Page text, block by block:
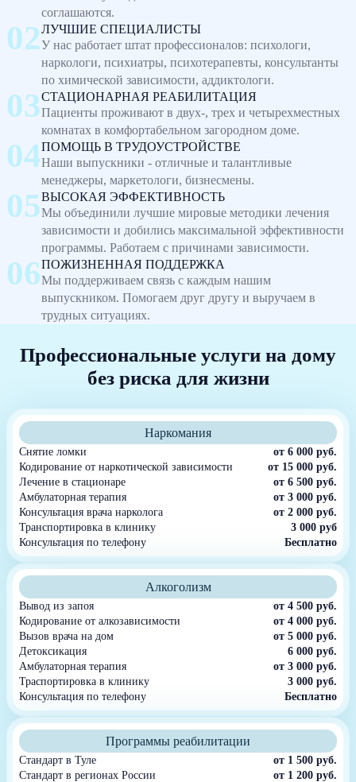
соглашаются.
ЛУЧШИЕ СПЕЦИАЛИСТЫ
У нас работает штат профессионалов: психологи,
наркологи, психиатры, психотерапевты, консультанты
по химической зависимости, аддиктологи.
СТАЦИОНАРНАЯ РЕАБИЛИТАЦИЯ
Пациенты проживают в двух-, трех и четырехместных
комнатах в комфортабельном загородном доме.
ПОМОЩЬ В ТРУДОУСТРОЙСТВЕ
Наши выпускники - отличные и талантливые
менеджеры, маркетологи, бизнесмены.
ВЫСОКАЯ ЭФФЕКТИВНОСТЬ
Мы объединили лучшие мировые методики лечения
зависимости и добились максимальной эффективности
программы. Работаем с причинами зависимости.
ПОЖИЗНЕННАЯ ПОДДЕРЖКА
Мы поддерживаем связь с каждым нашим
выпускником. Помогаем друг другу и выручаем в
трудных ситуациях.
Профессиональные услуги на дому
без риска для жизни
Наркомания
Снятие ломки
от 6 000 руб.
Кодирование от наркотической зависимости
от 15 000 руб.
Лечение в стационаре
от 6 500 руб.
Амбулаторная терапия
от 3 000 руб.
Консультация врача нарколога
от 2 000 руб.
Транспортировка в клинику
3 000 руб
Консультация по телефону
Бесплатно
Алкоголизм
Вывод из запоя
от 4 500 руб.
Кодирование от алкозависимости
от 4 000 руб.
Вызов врача на дом
от 5 000 руб.
Детоксикация
6 000 руб.
Амбулаторная терапия
от 3 000 руб.
Траспортировка в клинику
3 000 руб.
Консультация по телефону
Бесплатно
Программы реабилитации
Стандарт в Туле
от 1 500 руб.
Стандарт в регионах России
от 1 200 руб.